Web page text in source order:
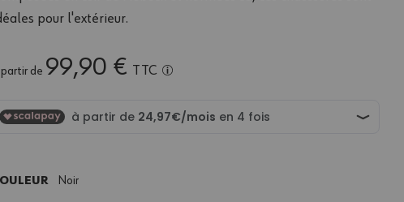
pour l'extérieur.
de 99,90 € TTC
Noir